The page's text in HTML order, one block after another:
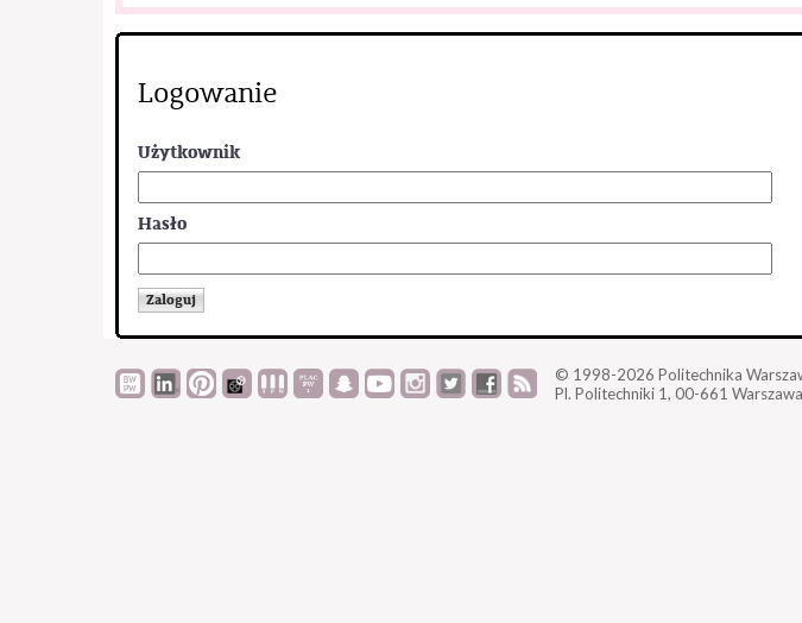
Logowanie
Użytkownik
Hasło
© 1998-2026 Politechnika
Pl. Politechniki 1, 00-661 Warszawa